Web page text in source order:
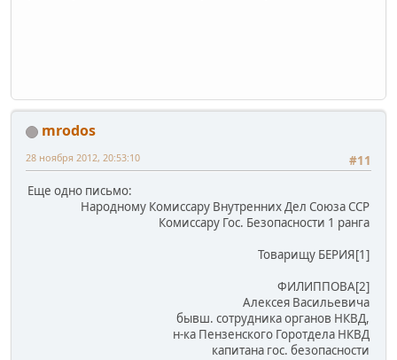
mrodos
#11
28 ноября 2012, 20:53:10
Еще одно письмо:
Народному Комиссару Внутренних Дел Союза ССР
Комиссару Гос. Безопасности 1 ранга
Товарищу БЕРИЯ[1]
ФИЛИППОВА[2]
Алексея Васильевича
бывш. сотрудника органов НКВД,
н-ка Пензенского Горотдела НКВД
капитана гос. безопасности